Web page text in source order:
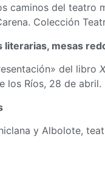
caminos del teatro
Colección
literarias, mesas
del libro
los Ríos, 28 de abril.
y Albolote,